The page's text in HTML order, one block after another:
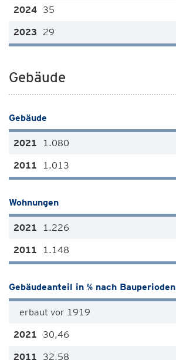
35
29
Gebäude
Gebäude
1.080
1.013
Wohnungen
1.226
1.148
Gebäudeanteil in % nach Bauperioden
erbaut vor 1919
30,46
32,58